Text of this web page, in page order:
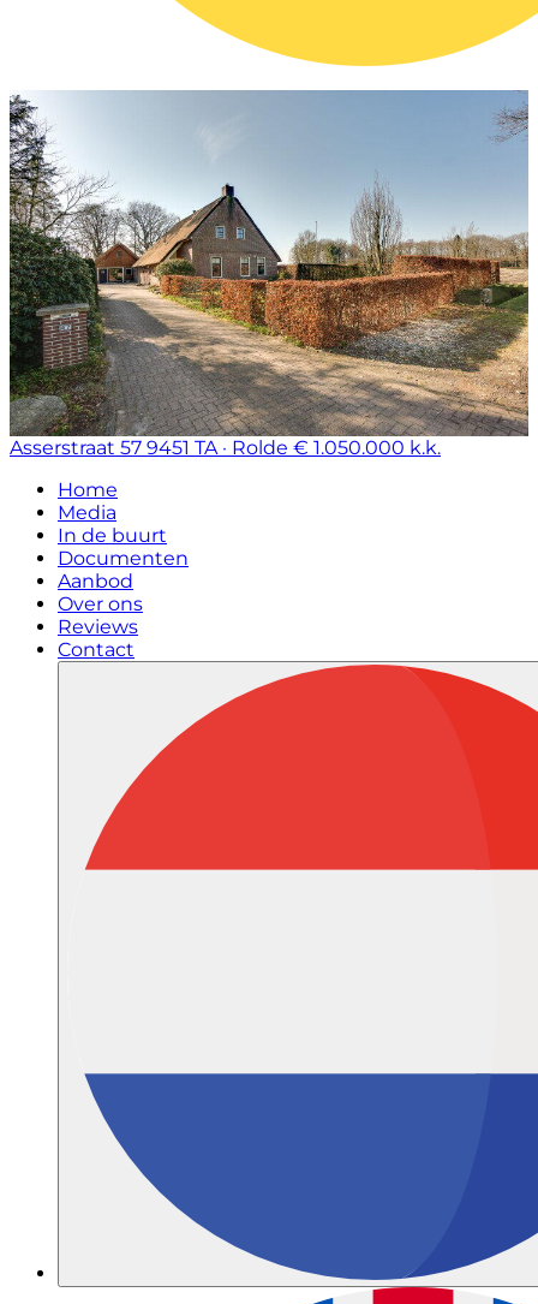
Asserstraat 57 9451 TA · Rolde € 1.050.000 k.k.
Home
Media
In de buurt
Documenten
Aanbod
Over ons
Reviews
Contact